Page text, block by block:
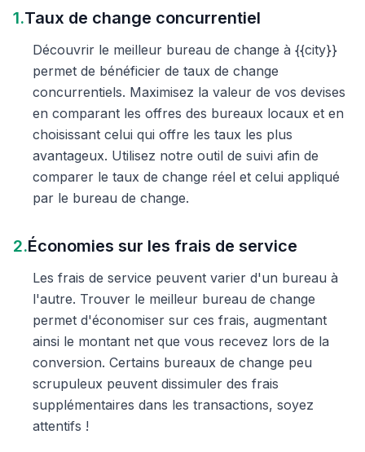
1.Taux de change concurrentiel
Découvrir le meilleur bureau de change à {{city}}
permet de bénéficier de taux de change
concurrentiels. Maximisez la valeur de vos devises
en comparant les offres des bureaux locaux et en
choisissant celui qui offre les taux les plus
avantageux. Utilisez notre outil de suivi afin de
comparer le taux de change réel et celui appliqué
par le bureau de change.
2.Économies sur les frais de service
Les frais de service peuvent varier d'un bureau à
l'autre. Trouver le meilleur bureau de change
permet d'économiser sur ces frais, augmentant
ainsi le montant net que vous recevez lors de la
conversion. Certains bureaux de change peu
scrupuleux peuvent dissimuler des frais
supplémentaires dans les transactions, soyez
attentifs !